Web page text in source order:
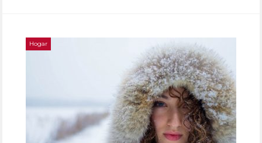
Hogar